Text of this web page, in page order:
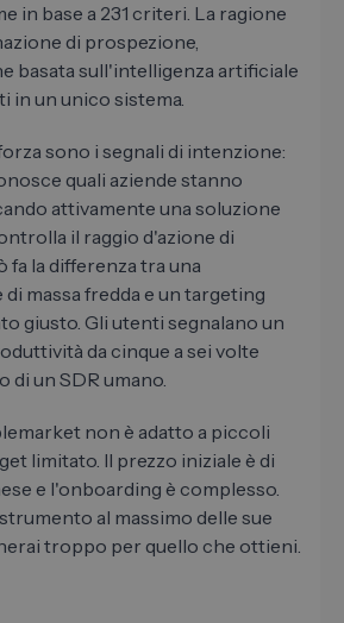
in base a 231 criteri. La ragione
di prospezione,
basata sull'intelligenza artificiale
in un unico sistema.
sono i segnali di intenzione:
quali aziende stanno
attivamente una soluzione
il raggio d'azione di
fa la differenza tra una
massa fredda e un targeting
giusto. Gli utenti segnalano un
da cinque a sei volte
di un SDR umano.
non è adatto a piccoli
limitato. Il prezzo iniziale è di
e l'onboarding è complesso.
al massimo delle sue
troppo per quello che ottieni.